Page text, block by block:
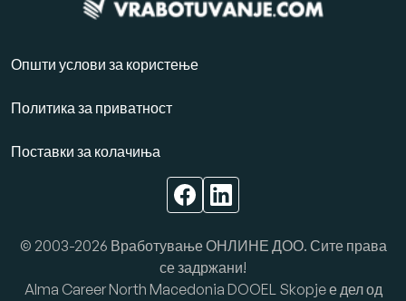
Општи услови за користење
Политика за приватност
Поставки за колачиња
© 2003-2026 Вработување ОНЛИНЕ ДОО. Сите права
се задржани!
Alma Career North Macedonia DOOEL Skopje е дел од